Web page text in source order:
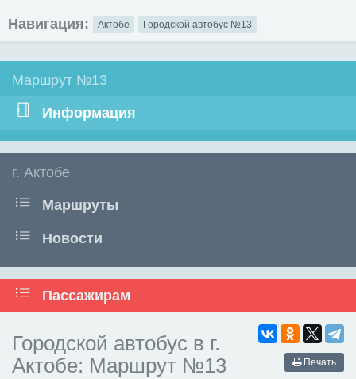
Навигация: Актобе Городской автобус №13
Маршрут №13
Информация
г. Актобе
Маршруты
Новости
Пассажирам
Печать
Городской автобус в г.
Актобе: Маршрут №13